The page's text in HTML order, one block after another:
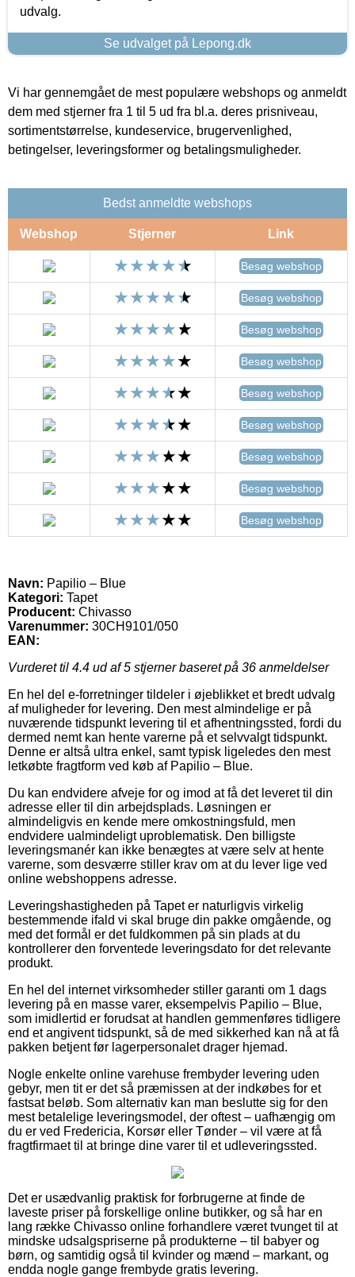
udvalg.
Se udvalget på Lepong.dk
Vi har gennemgået de mest populære webshops og anmeldt
dem med stjerner fra 1 til 5 ud fra bl.a. deres prisniveau,
sortimentstørrelse, kundeservice, brugervenlighed,
betingelser, leveringsformer og betalingsmuligheder.
Bedst anmeldte webshops
Webshop Stjerner Link
Besøg webshop
Besøg webshop
Besøg webshop
Besøg webshop
Besøg webshop
Besøg webshop
Besøg webshop
Besøg webshop
Besøg webshop
Navn: Papilio – Blue
Kategori: Tapet
Producent: Chivasso
Varenummer: 30CH9101/050
EAN:
Vurderet til 4.4 ud af 5 stjerner baseret på 36 anmeldelser
En hel del e-forretninger tildeler i øjeblikket et bredt udvalg
af muligheder for levering. Den mest almindelige er på
nuværende tidspunkt levering til et afhentningssted, fordi du
dermed nemt kan hente varerne på et selvvalgt tidspunkt.
Denne er altså ultra enkel, samt typisk ligeledes den mest
letkøbte fragtform ved køb af Papilio – Blue.
Du kan endvidere afveje for og imod at få det leveret til din
adresse eller til din arbejdsplads. Løsningen er
almindeligvis en kende mere omkostningsfuld, men
endvidere ualmindeligt uproblematisk. Den billigste
leveringsmanér kan ikke benægtes at være selv at hente
varerne, som desværre stiller krav om at du lever lige ved
online webshoppens adresse.
Leveringshastigheden på Tapet er naturligvis virkelig
bestemmende ifald vi skal bruge din pakke omgående, og
med det formål er det fuldkommen på sin plads at du
kontrollerer den forventede leveringsdato for det relevante
produkt.
En hel del internet virksomheder stiller garanti om 1 dags
levering på en masse varer, eksempelvis Papilio – Blue,
som imidlertid er forudsat at handlen gemmenføres tidligere
end et angivent tidspunkt, så de med sikkerhed kan nå at få
pakken betjent før lagerpersonalet drager hjemad.
Nogle enkelte online varehuse frembyder levering uden
gebyr, men tit er det så præmissen at der indkøbes for et
fastsat beløb. Som alternativ kan man beslutte sig for den
mest betalelige leveringsmodel, der oftest – uafhængig om
du er ved Fredericia, Korsør eller Tønder – vil være at få
fragtfirmaet til at bringe dine varer til et udleveringssted.
Det er usædvanlig praktisk for forbrugerne at finde de
laveste priser på forskellige online butikker, og så har en
lang række Chivasso online forhandlere været tvunget til at
mindske udsalgspriserne på produkterne – til babyer og
børn, og samtidig også til kvinder og mænd – markant, og
endda nogle gange frembyde gratis levering.